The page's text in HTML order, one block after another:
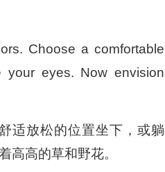
Choose a comfortable
eyes. Now envision
适放松的位置坐下，或躺
高高的草和野花。